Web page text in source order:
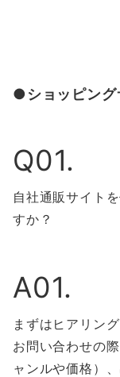
●ショッピング
Q01.
自社通販サイト
すか？
A01.
まずはヒアリン
お問い合わせの
ャンルや価格）